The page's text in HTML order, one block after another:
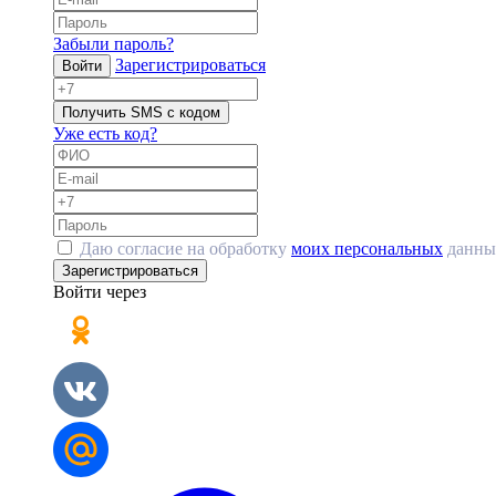
Забыли пароль?
Войти Зарегистрироваться
Получить SMS с кодом
Уже есть код?
Даю согласие на обработку моих персональных
Зарегистрироваться
Войти через